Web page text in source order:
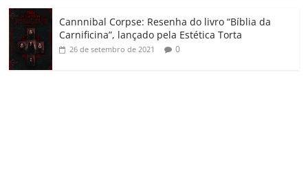
Cannnibal Corpse: Resenha do livro “Bíblia da
Carnificina”, lançado pela Estética Torta
26 de setembro de 2021 0